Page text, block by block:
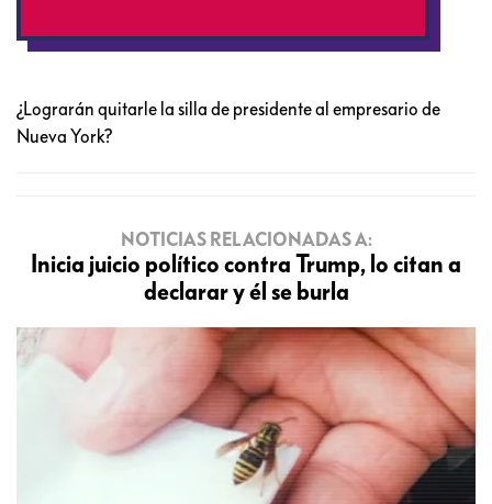
¿Lograrán quitarle la silla de presidente al empresario de
Nueva York?
NOTICIAS RELACIONADAS A:
Inicia juicio político contra Trump, lo citan a
declarar y él se burla